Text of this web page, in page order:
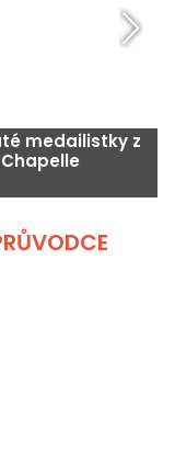
medailistky z